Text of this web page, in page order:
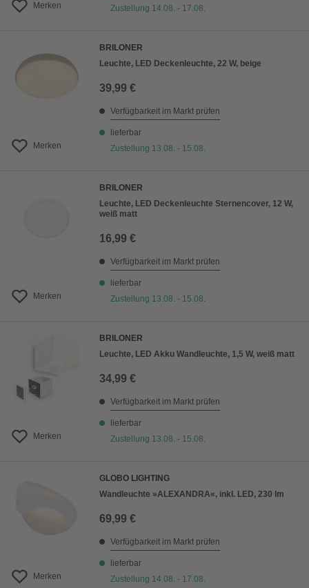
Merken
Zustellung 14.08. - 17.08.
Merken
BRILONER
Leuchte, LED Deckenleuchte, 22 W, beige
39,99 €
Verfügbarkeit im Markt prüfen
lieferbar
Zustellung 13.08. - 15.08.
Merken
BRILONER
Leuchte, LED Deckenleuchte Sternencover, 12 W,
weiß matt
16,99 €
Verfügbarkeit im Markt prüfen
lieferbar
Zustellung 13.08. - 15.08.
Merken
BRILONER
Leuchte, LED Akku Wandleuchte, 1,5 W, weiß matt
34,99 €
Verfügbarkeit im Markt prüfen
lieferbar
Zustellung 13.08. - 15.08.
Merken
GLOBO LIGHTING
Wandleuchte »ALEXANDRA«, inkl. LED, 230 lm
69,99 €
Verfügbarkeit im Markt prüfen
lieferbar
Zustellung 14.08. - 17.08.